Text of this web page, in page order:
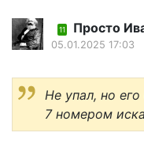
11 Просто
05.01.2025 17:03
Не упал, но
7 номером